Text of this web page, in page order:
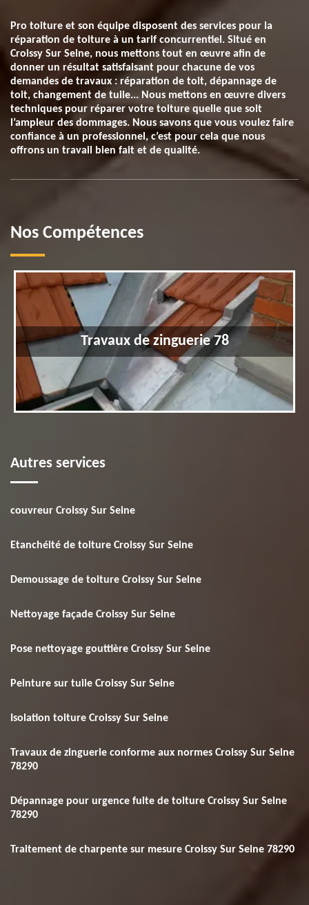
Pro toiture et son équipe disposent des services pour la
réparation de toiture à un tarif concurrentiel. Situé en
Croissy Sur Seine, nous mettons tout en œuvre afin de
donner un résultat satisfaisant pour chacune de vos
demandes de travaux : réparation de toit, dépannage de
toit, changement de tuile... Nous mettons en œuvre divers
techniques pour réparer votre toiture quelle que soit
l’ampleur des dommages. Nous savons que vous voulez faire
confiance à un professionnel, c’est pour cela que nous
offrons un travail bien fait et de qualité.
Nos Compétences
Travaux de zinguerie 78
Autres services
couvreur Croissy Sur Seine
Etanchéité de toiture Croissy Sur Seine
Demoussage de toiture Croissy Sur Seine
Nettoyage façade Croissy Sur Seine
Pose nettoyage gouttière Croissy Sur Seine
Peinture sur tuile Croissy Sur Seine
Isolation toiture Croissy Sur Seine
Travaux de zinguerie conforme aux normes Croissy Sur Seine
78290
Dépannage pour urgence fuite de toiture Croissy Sur Seine
78290
Traitement de charpente sur mesure Croissy Sur Seine 78290